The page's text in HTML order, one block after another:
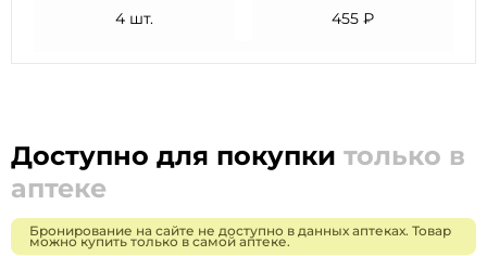
4 шт.
455 ₽
Доступно для покупки только в
аптеке
Бронирование на сайте не доступно в данных аптеках. Товар
можно купить только в самой аптеке.